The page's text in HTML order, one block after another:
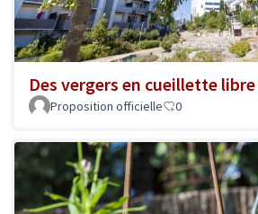
Des vergers en cueillette libre
Proposition officielle 0